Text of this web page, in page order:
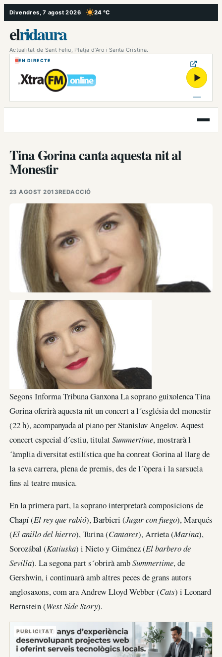
Vés
al
contingut
Divendres, 7 agost 2026 24 °C
, Cel serè
elridaura
Actualitat de Sant Feliu, Platja d’Aro i Santa Cristina.
EN DIRECTE
▶
Obre
el
Tina Gorina canta aquesta nit al
Monestir
23 AGOST 2013REDACCIÓ
Segons Informa Tribuna Ganxona La soprano guixolenca Tina
Gorina oferirà aquesta nit un concert a l´església del monestir
(22 h), acompanyada al piano per Stanislav Angelov. Aquest
concert especial d´estiu, titulatSummertime, mostrarà l
´àmplia diversitat estilística que ha conreat Gorina al llarg de
la seva carrera, plena de premis, des de l´òpera i la sarsuela
fins al teatre musica.
En la primera part, la soprano interpretarà composicions de
Chapí (El rey que rabió), Barbieri (Jugar con fuego), Marqués
(El anillo del hierro), Turina (Cantares), Arrieta (Marina),
Sorozábal (Katiuska) i Nieto y Giménez (El barbero de
Sevilla). La segona part s´obrirà ambSummertime, de
Gershwin, i continuarà amb altres peces de grans autors
anglosaxons, com ara Andrew Lloyd Webber (Cats) i Leonard
Bernstein (West Side Story).
PUBLICITAT